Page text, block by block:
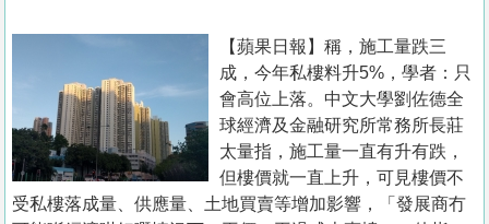
手
冊
關
【蘋果日報】稱，施工量跌三
成，今年私樓料升5%，學者：只
會高位上落。中文大學劉佐德全
球經濟及金融研究所常務所長莊
太量指，施工量一直有升有跌，
但樓價就一直上升，可見樓價不
受私樓落成量、供應量、土地買賣等增加影響，「發展商冇